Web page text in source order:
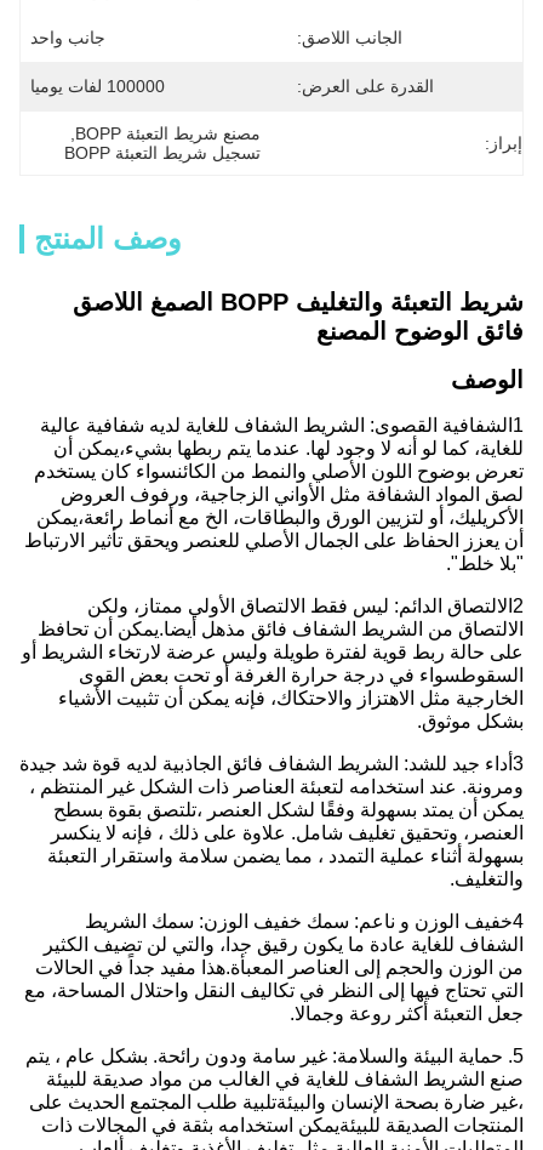
الجانب اللاصق: جانب واحد
القدرة على العرض: 100000 لفات يوميا
إبراز: مصنع شريط التعبئة BOPP
تسجيل شريط التعبئة BOPP
وصف المنتج
شريط التعبئة والتغليف BOPP الصمغ اللاصق
فائق الوضوح المصنع
الوصف
1الشفافية القصوى: الشريط الشفاف للغاية لديه شفافية عالية
للغاية، كما لو أنه لا وجود لها. عندما يتم ربطها بشيء،يمكن أن
تعرض بوضوح اللون الأصلي والنمط من الكائنسواء كان يستخدم
لصق المواد الشفافة مثل الأواني الزجاجية، ورفوف العروض
الأكريليك، أو لتزيين الورق والبطاقات، الخ مع أنماط رائعة،يمكن
أن يعزز الحفاظ على الجمال الأصلي للعنصر ويحقق تأثير الارتباط
"بلا خلط".
2الالتصاق الدائم: ليس فقط الالتصاق الأولي ممتاز، ولكن
الالتصاق من الشريط الشفاف فائق مذهل أيضا.يمكن أن تحافظ
على حالة ربط قوية لفترة طويلة وليس عرضة لارتخاء الشريط أو
السقوطسواء في درجة حرارة الغرفة أو تحت بعض القوى
الخارجية مثل الاهتزاز والاحتكاك، فإنه يمكن أن تثبيت الأشياء
بشكل موثوق.
3أداء جيد للشد: الشريط الشفاف فائق الجاذبية لديه قوة شد جيدة
ومرونة. عند استخدامه لتعبئة العناصر ذات الشكل غير المنتظم ،
يمكن أن يمتد بسهولة وفقًا لشكل العنصر ،تلتصق بقوة بسطح
العنصر، وتحقيق تغليف شامل. علاوة على ذلك ، فإنه لا ينكسر
بسهولة أثناء عملية التمدد ، مما يضمن سلامة واستقرار التعبئة
والتغليف.
4خفيف الوزن و ناعم: سمك خفيف الوزن: سمك الشريط
الشفاف للغاية عادة ما يكون رقيق جدا، والتي لن تضيف الكثير
من الوزن والحجم إلى العناصر المعبأة.هذا مفيد جداً في الحالات
التي تحتاج فيها إلى النظر في تكاليف النقل واحتلال المساحة، مع
جعل التعبئة أكثر روعة وجمالا.
5. حماية البيئة والسلامة: غير سامة ودون رائحة. بشكل عام ، يتم
صنع الشريط الشفاف للغاية في الغالب من مواد صديقة للبيئة
،غير ضارة بصحة الإنسان والبيئةتلبية طلب المجتمع الحديث على
المنتجات الصديقة للبيئةيمكن استخدامه بثقة في المجالات ذات